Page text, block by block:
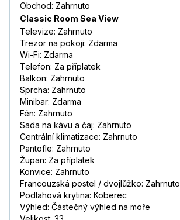
Obchod: Zahrnuto
Classic Room Sea View
Televize: Zahrnuto
Trezor na pokoji: Zdarma
Wi-Fi: Zdarma
Telefon: Za příplatek
Balkon: Zahrnuto
Sprcha: Zahrnuto
Minibar: Zdarma
Fén: Zahrnuto
Sada na kávu a čaj: Zahrnuto
Centrální klimatizace: Zahrnuto
Pantofle: Zahrnuto
Župan: Za příplatek
Konvice: Zahrnuto
Francouzská postel / dvojlůžko: Zahrnuto
Podlahová krytina: Koberec
Výhled: Částečný výhled na moře